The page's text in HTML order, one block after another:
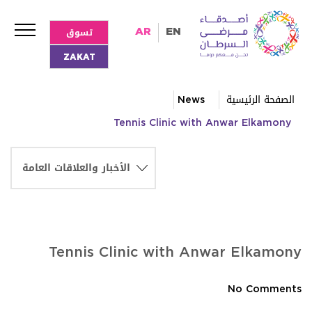
AR EN
تسوق
ZAKAT
الصفحة الرئيسية
News
Tennis Clinic with Anwar Elkamony
Tennis Clinic with Anwar Elkamony
No Comments